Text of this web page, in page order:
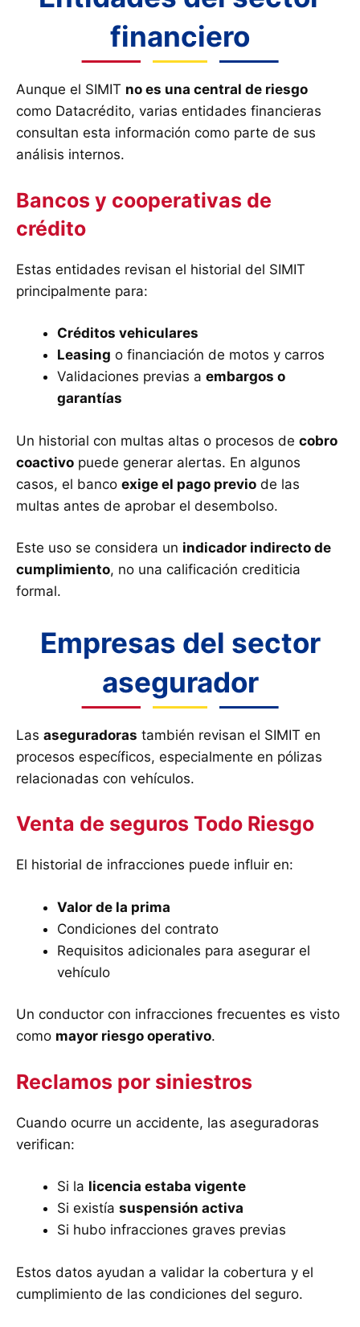
financiero
Aunque el SIMIT no es una central de riesgo
como Datacrédito, varias entidades financieras
consultan esta información como parte de sus
análisis internos.
Bancos y cooperativas de
crédito
Estas entidades revisan el historial del SIMIT
principalmente para:
Créditos vehiculares
Leasing o financiación de motos y carros
Validaciones previas a embargos o
garantías
Un historial con multas altas o procesos de cobro
coactivo puede generar alertas. En algunos
casos, el banco exige el pago previo de las
multas antes de aprobar el desembolso.
Este uso se considera un indicador indirecto de
cumplimiento, no una calificación crediticia
formal.
Empresas del sector
asegurador
Las aseguradoras también revisan el SIMIT en
procesos específicos, especialmente en pólizas
relacionadas con vehículos.
Venta de seguros Todo Riesgo
El historial de infracciones puede influir en:
Valor de la prima
Condiciones del contrato
Requisitos adicionales para asegurar el
vehículo
Un conductor con infracciones frecuentes es visto
como mayor riesgo operativo.
Reclamos por siniestros
Cuando ocurre un accidente, las aseguradoras
verifican:
Si la licencia estaba vigente
Si existía suspensión activa
Si hubo infracciones graves previas
Estos datos ayudan a validar la cobertura y el
cumplimiento de las condiciones del seguro.